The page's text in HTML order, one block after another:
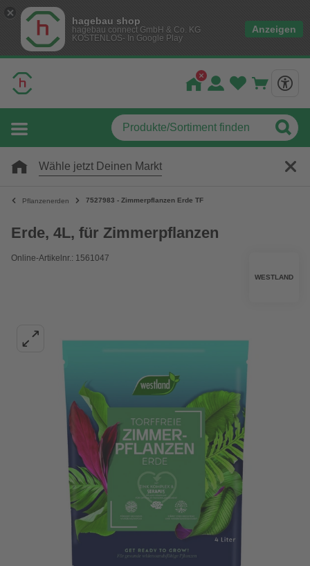
hagebau shop
hagebau connect GmbH & Co. KG
KOSTENLOS- In Google Play
Anzeigen
Wähle jetzt Deinen Markt
Pflanzenerden 7527983 - Zimmerpflanzen Erde TF
Erde, 4L, für Zimmerpflanzen
Online-Artikelnr.: 1561047
WESTLAND